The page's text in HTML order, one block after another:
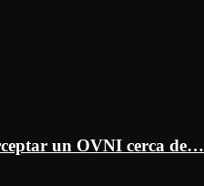
un OVNI cerca de…